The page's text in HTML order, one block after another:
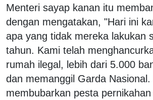
Menteri sayap kanan itu
dengan mengatakan, "Hari ini
apa yang tidak mereka lakukan
tahun. Kami telah
rumah ilegal, lebih dari 5.000
dan memanggil Garda Nasional.
membubarkan pesta